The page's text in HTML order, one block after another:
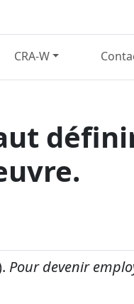
CRA-W
Pour devenir